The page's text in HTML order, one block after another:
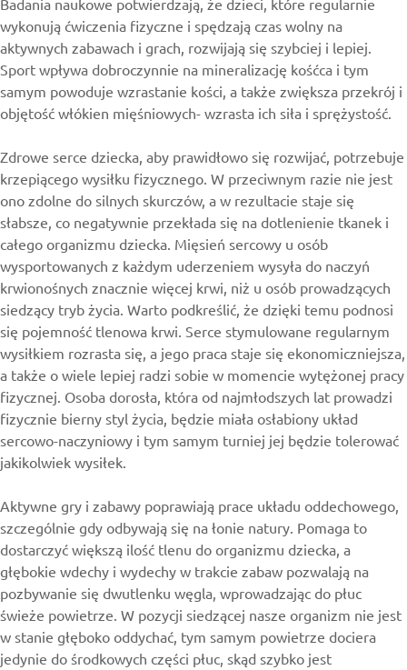
Badania naukowe potwierdzają, że dzieci, które regularnie
wykonują ćwiczenia fizyczne i spędzają czas wolny na
aktywnych zabawach i grach, rozwijają się szybciej i lepiej.
Sport wpływa dobroczynnie na mineralizację kośćca i tym
samym powoduje wzrastanie kości, a także zwiększa przekrój i
objętość włókien mięśniowych- wzrasta ich siła i sprężystość.
Zdrowe serce dziecka, aby prawidłowo się rozwijać, potrzebuje
krzepiącego wysiłku fizycznego. W przeciwnym razie nie jest
ono zdolne do silnych skurczów, a w rezultacie staje się
słabsze, co negatywnie przekłada się na dotlenienie tkanek i
całego organizmu dziecka. Mięsień sercowy u osób
wysportowanych z każdym uderzeniem wysyła do naczyń
krwionośnych znacznie więcej krwi, niż u osób prowadzących
siedzący tryb życia. Warto podkreślić, że dzięki temu podnosi
się pojemność tlenowa krwi. Serce stymulowane regularnym
wysiłkiem rozrasta się, a jego praca staje się ekonomiczniejsza,
a także o wiele lepiej radzi sobie w momencie wytężonej pracy
fizycznej. Osoba dorosła, która od najmłodszych lat prowadzi
fizycznie bierny styl życia, będzie miała osłabiony układ
sercowo-naczyniowy i tym samym turniej jej będzie tolerować
jakikolwiek wysiłek.
Aktywne gry i zabawy poprawiają prace układu oddechowego,
szczególnie gdy odbywają się na łonie natury. Pomaga to
dostarczyć większą ilość tlenu do organizmu dziecka, a
głębokie wdechy i wydechy w trakcie zabaw pozwalają na
pozbywanie się dwutlenku węgla, wprowadzając do płuc
świeże powietrze. W pozycji siedzącej nasze organizm nie jest
w stanie głęboko oddychać, tym samym powietrze dociera
jedynie do środkowych części płuc, skąd szybko jest